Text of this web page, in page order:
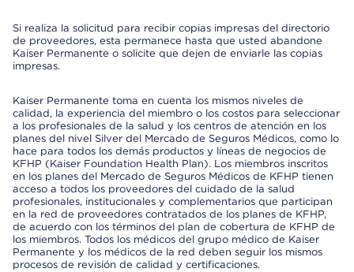
Si realiza la solicitud para recibir copias impresas del directorio
de proveedores, esta permanece hasta que usted abandone
Kaiser Permanente o solicite que dejen de enviarle las copias
impresas.
Kaiser Permanente toma en cuenta los mismos niveles de
calidad, la experiencia del miembro o los costos para seleccionar
a los profesionales de la salud y los centros de atención en los
planes del nivel Silver del Mercado de Seguros Médicos, como lo
hace para todos los demás productos y líneas de negocios de
KFHP (Kaiser Foundation Health Plan). Los miembros inscritos
en los planes del Mercado de Seguros Médicos de KFHP tienen
acceso a todos los proveedores del cuidado de la salud
profesionales, institucionales y complementarios que participan
en la red de proveedores contratados de los planes de KFHP,
de acuerdo con los términos del plan de cobertura de KFHP de
los miembros. Todos los médicos del grupo médico de Kaiser
Permanente y los médicos de la red deben seguir los mismos
procesos de revisión de calidad y certificaciones.